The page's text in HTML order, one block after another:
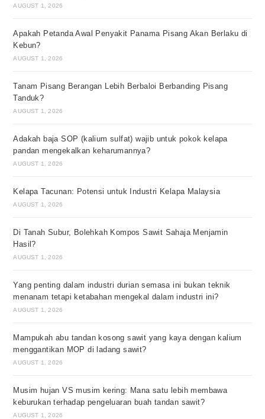
AUGUST 1, 2026
Apakah Petanda Awal Penyakit Panama Pisang Akan Berlaku di
Kebun?
AUGUST 1, 2026
Tanam Pisang Berangan Lebih Berbaloi Berbanding Pisang
Tanduk?
AUGUST 1, 2026
Adakah baja SOP (kalium sulfat) wajib untuk pokok kelapa
pandan mengekalkan keharumannya?
AUGUST 1, 2026
Kelapa Tacunan: Potensi untuk Industri Kelapa Malaysia
AUGUST 1, 2026
Di Tanah Subur, Bolehkah Kompos Sawit Sahaja Menjamin
Hasil?
AUGUST 1, 2026
Yang penting dalam industri durian semasa ini bukan teknik
menanam tetapi ketabahan mengekal dalam industri ini?
AUGUST 1, 2026
Mampukah abu tandan kosong sawit yang kaya dengan kalium
menggantikan MOP di ladang sawit?
AUGUST 1, 2026
Musim hujan VS musim kering: Mana satu lebih membawa
keburukan terhadap pengeluaran buah tandan sawit?
AUGUST 1, 2026